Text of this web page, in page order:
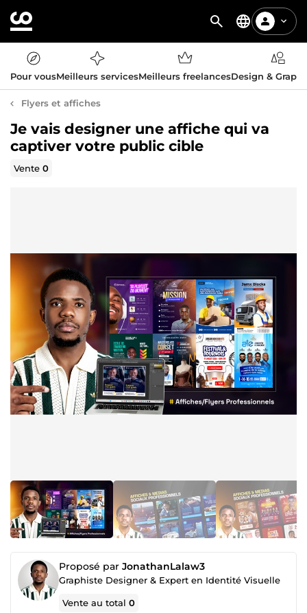
Pour vousMeilleurs servicesMeilleurs freelancesDesign &
Flyers et affiches
Je vais designer une affiche qui va
captiver votre public cible
Vente0
Proposé par JonathanLalaw3
Graphiste Designer & Expert en Identité Visuelle
Vente au total0